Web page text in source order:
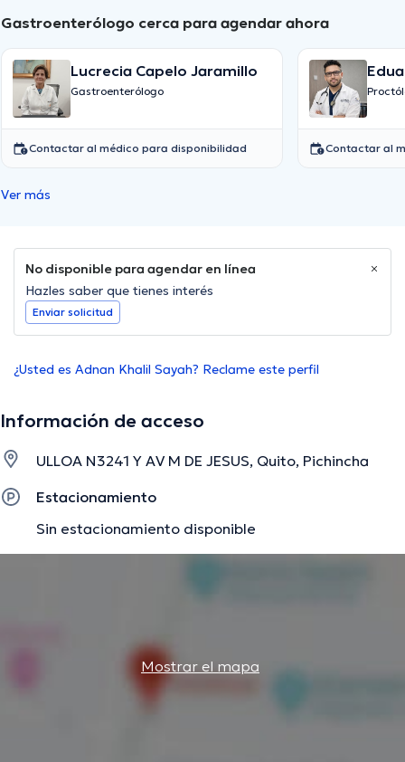
Gastroenterólogo cerca para agendar ahora
Lucrecia Capelo Jaramillo
Gastroenterólogo
Contactar al médico para disponibilidad Contactar al
Ver más
No disponible para agendar en línea
Hazles saber que tienes interés
Enviar solicitud
¿Usted es Adnan Khalil Sayah? Reclame este perfil
Información de acceso
ULLOA N3241 Y AV M DE JESUS, Quito, Pichincha
Estacionamiento
Sin estacionamiento disponible
Mostrar el mapa